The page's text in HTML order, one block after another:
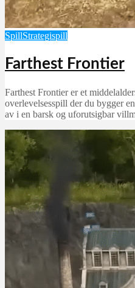
SpillStrategispill
Farthest Frontier
Farthest Frontier er et
overlevelsesspill der du bygger
av i en barsk og uforutsigbar